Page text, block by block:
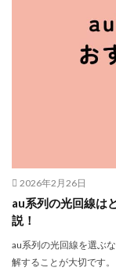
2026年2月26日
au系列の光回線は
説！
au系列の光回線を選ぶ
解することが大切です